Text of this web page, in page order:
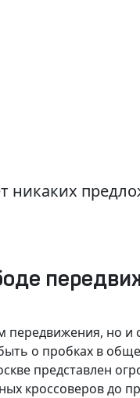
никаких
передвижения, но
о пробках в
представлен
кроссоверов до